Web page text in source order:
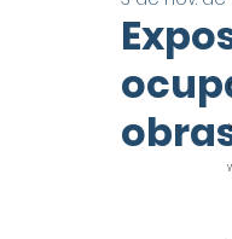
Utilidade Pública